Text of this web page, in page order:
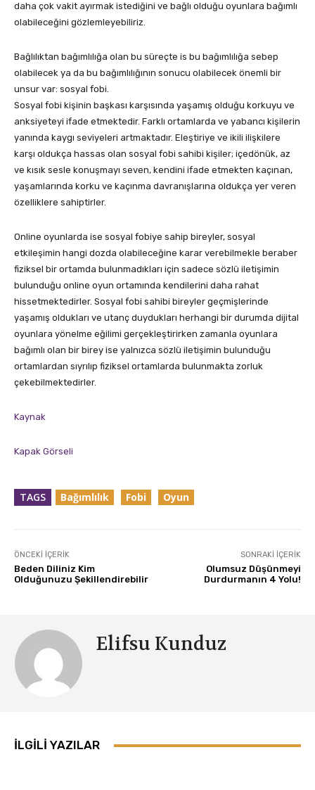
daha çok vakit ayırmak istediğini ve bağlı olduğu oyunlara bağımlı
olabileceğini gözlemleyebiliriz.
Bağlılıktan bağımlılığa olan bu süreçte is bu bağımlılığa sebep
olabilecek ya da bu bağımlılığının sonucu olabilecek önemli bir
unsur var: sosyal fobi.
Sosyal fobi kişinin başkası karşısında yaşamış olduğu korkuyu ve
anksiyeteyi ifade etmektedir. Farklı ortamlarda ve yabancı kişilerin
yanında kaygı seviyeleri artmaktadır. Eleştiriye ve ikili ilişkilere
karşı oldukça hassas olan sosyal fobi sahibi kişiler; içedönük, az
ve kısık sesle konuşmayı seven, kendini ifade etmekten kaçınan,
yaşamlarında korku ve kaçınma davranışlarına oldukça yer veren
özelliklere sahiptirler.
Online oyunlarda ise sosyal fobiye sahip bireyler, sosyal
etkileşimin hangi dozda olabileceğine karar verebilmekle beraber
fiziksel bir ortamda bulunmadıkları için sadece sözlü iletişimin
bulunduğu online oyun ortamında kendilerini daha rahat
hissetmektedirler. Sosyal fobi sahibi bireyler geçmişlerinde
yaşamış oldukları ve utanç duydukları herhangi bir durumda dijital
oyunlara yönelme eğilimi gerçekleştirirken zamanla oyunlara
bağımlı olan bir birey ise yalnızca sözlü iletişimin bulunduğu
ortamlardan sıyrılıp fiziksel ortamlarda bulunmakta zorluk
çekebilmektedirler.
Kaynak
Kapak Görseli
TAGS Bağımlılık Fobi Oyun
ÖNCEKI İÇERIK
Beden Diliniz Kim
Olduğunuzu Şekillendirebilir
SONRAKI İÇERIK
Olumsuz Düşünmeyi
Durdurmanın 4 Yolu!
Elifsu Kunduz
İLGILI YAZILAR